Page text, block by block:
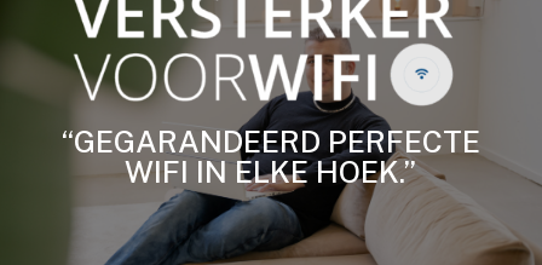
“GEGARANDEERD PERFECTE
WIFI IN ELKE HOEK.”